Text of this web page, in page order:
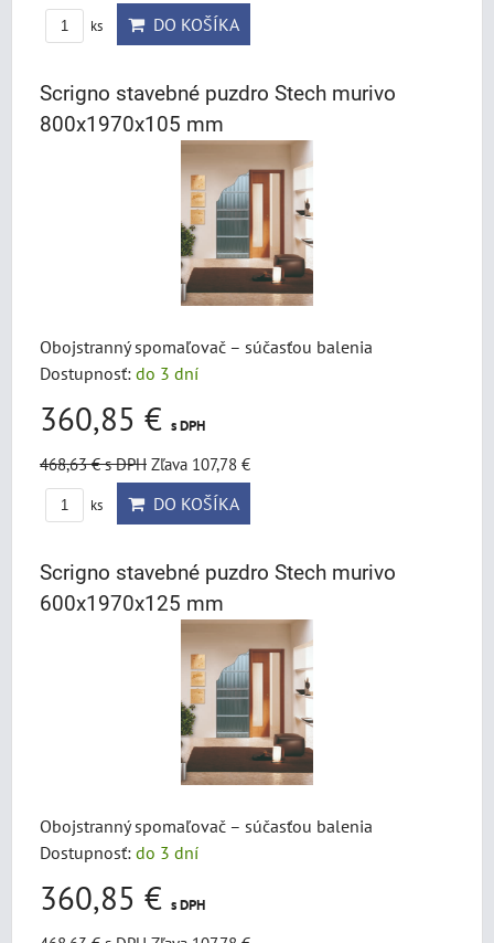
ks DO KOŠÍKA
Scrigno stavebné puzdro Stech murivo
800x1970x105 mm
Obojstranný spomaľovač – súčasťou balenia
Dostupnosť: do 3 dní
360,85 € s DPH
468,63 €s DPH Zľava 107,78 €
ks DO KOŠÍKA
Scrigno stavebné puzdro Stech murivo
600x1970x125 mm
Obojstranný spomaľovač – súčasťou balenia
Dostupnosť: do 3 dní
360,85 € s DPH